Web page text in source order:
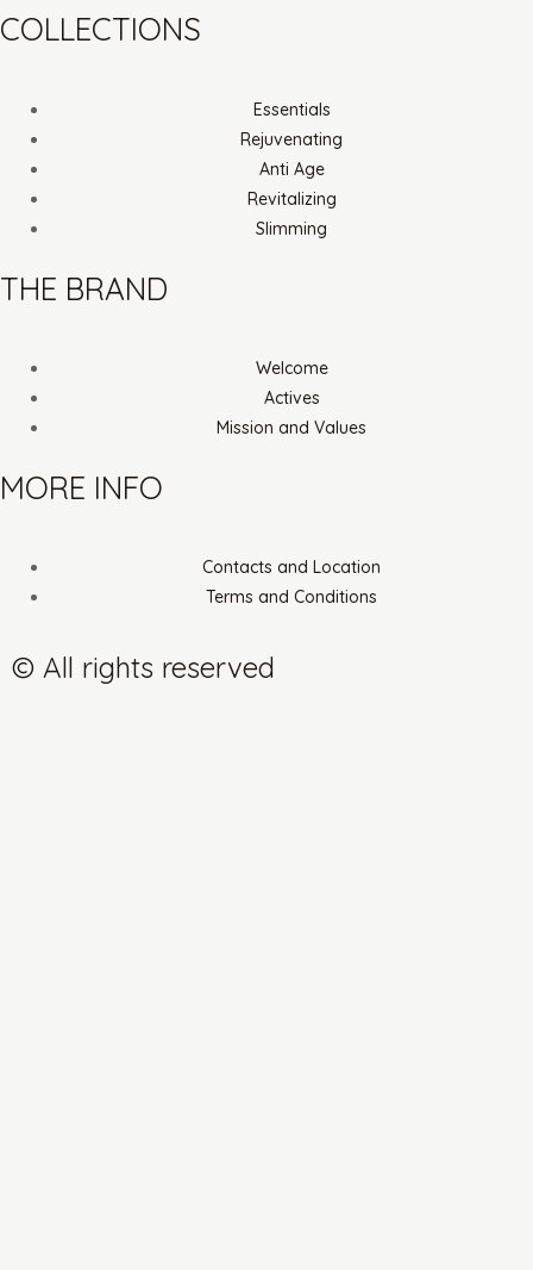
COLLECTIONS
Essentials
Rejuvenating
Anti Age
Revitalizing
Slimming
THE BRAND
Welcome
Actives
Mission and Values
MORE INFO
Contacts and Location
Terms and Conditions
© All rights reserved